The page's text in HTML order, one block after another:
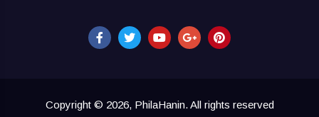
Copyright © 2026, PhilaHanin. All rights reserved